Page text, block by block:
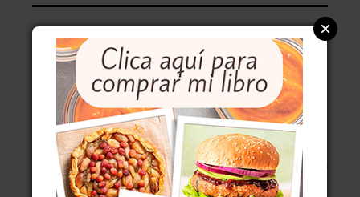
ÚLTIMAS ENTRADAS
POSSET DE LIMÓN, CREMA DE LIMÓN AL ESTILO